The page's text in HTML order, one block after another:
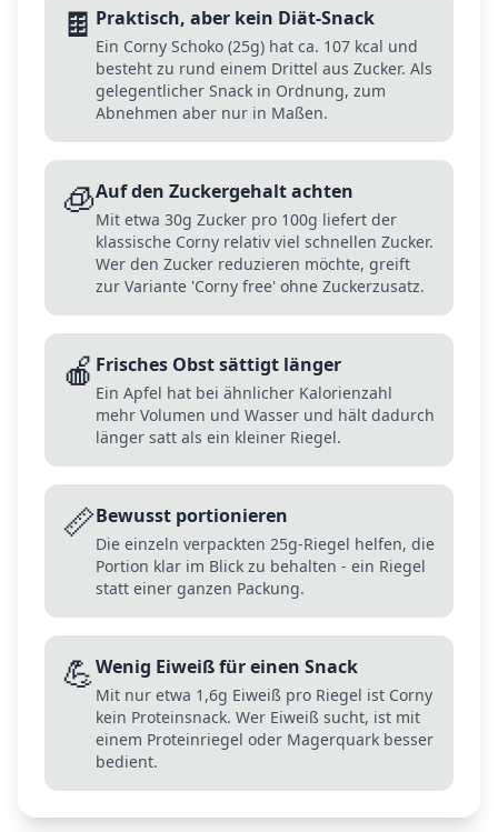
🍫 Praktisch, aber kein Diät-Snack
Ein Corny Schoko (25g) hat ca. 107 kcal und
besteht zu rund einem Drittel aus Zucker. Als
gelegentlicher Snack in Ordnung, zum
Abnehmen aber nur in Maßen.
🧊Auf den Zuckergehalt achten
Mit etwa 30g Zucker pro 100g liefert der
klassische Corny relativ viel schnellen Zucker.
Wer den Zucker reduzieren möchte, greift
zur Variante 'Corny free' ohne Zuckerzusatz.
🍎 Frisches Obst sättigt länger
Ein Apfel hat bei ähnlicher Kalorienzahl
mehr Volumen und Wasser und hält dadurch
länger satt als ein kleiner Riegel.
📏Bewusst portionieren
Die einzeln verpackten 25g-Riegel helfen, die
Portion klar im Blick zu behalten - ein Riegel
statt einer ganzen Packung.
💪Wenig Eiweiß für einen Snack
Mit nur etwa 1,6g Eiweiß pro Riegel ist Corny
kein Proteinsnack. Wer Eiweiß sucht, ist mit
einem Proteinriegel oder Magerquark besser
bedient.